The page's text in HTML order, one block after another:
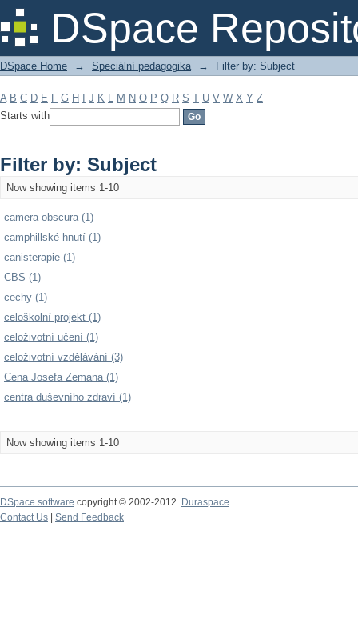
DSpace
Filter by: Subject
DSpace Home → Speciální pedagogika → Filter by: Subject
A B C D E F G H J K L M N O P Q R S T U V W X Y Z
Starts with
Filter by: Subject
Now showing items 1-10
camera obscura (1)
camphillské hnutí (1)
canisterapie (1)
CBS (1)
cechy (1)
celoškolní projekt (1)
celoživotní učení (1)
celoživotní vzdělávání (3)
Cena Josefa Zemana (1)
centra duševního zdraví (1)
Now showing items 1-10
DSpace software copyright © 2002-2012
Duraspace
Contact Us
Send Feedback